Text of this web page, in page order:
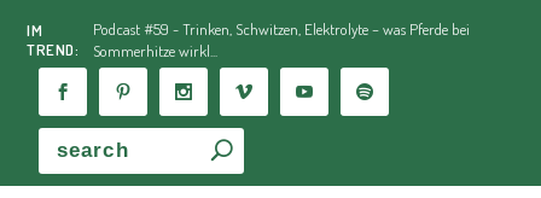
IM
TREND:
Podcast #59 - Trinken, Schwitzen, Elektrolyte – was Pferde bei
Sommerhitze wirkl...